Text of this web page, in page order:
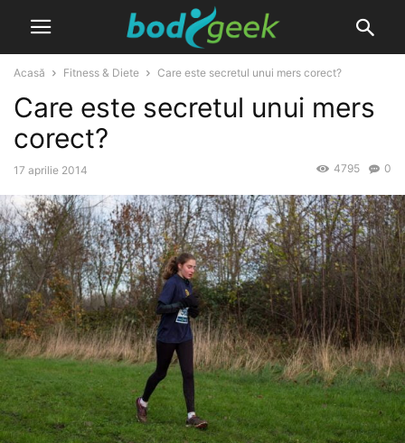
Acasă Fitness & Diete Care este secretul unui mers corect?
Care este secretul unui mers
corect?
17 aprilie 2014 0
4795